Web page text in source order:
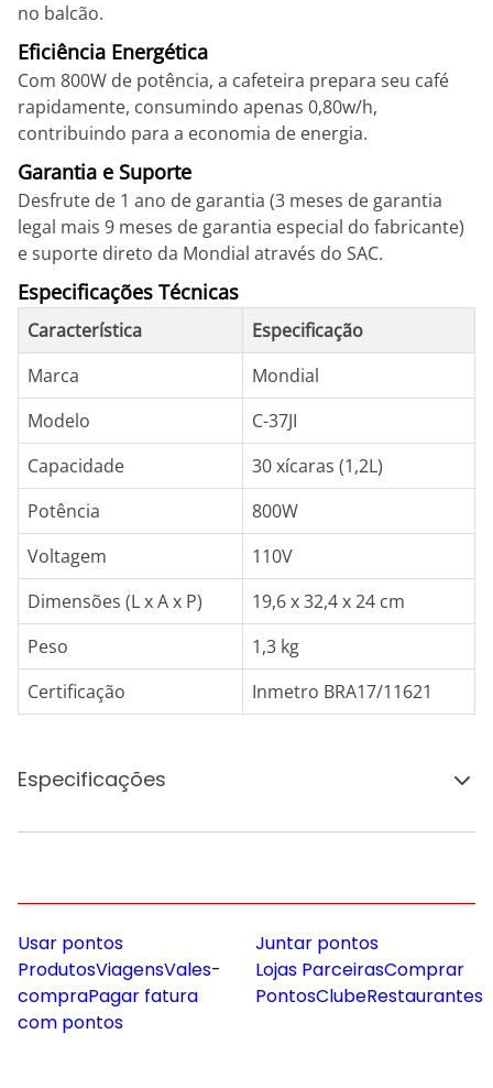
no balcão.
Eficiência Energética
Com 800W de potência, a cafeteira prepara seu café
rapidamente, consumindo apenas 0,80w/h,
contribuindo para a economia de energia.
Garantia e Suporte
Desfrute de 1 ano de garantia (3 meses de garantia
legal mais 9 meses de garantia especial do fabricante)
e suporte direto da Mondial através do SAC.
Especificações Técnicas
Característica
Especificação
Marca
Mondial
Modelo
C-37JI
Capacidade
30 xícaras (1,2L)
Potência
800W
Voltagem
110V
Dimensões (L x A x P)
19,6 x 32,4 x 24 cm
Peso
1,3 kg
Certificação
Inmetro BRA17/11621
Especificações
Usar pontos
ProdutosViagensVales-
compraPagar fatura
com pontos
Juntar pontos
Lojas ParceirasComprar
PontosClubeRestaurantes